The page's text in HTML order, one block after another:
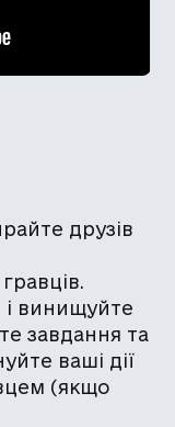
друзів
і винищуйте
завдання та
ваші дії
(якщо